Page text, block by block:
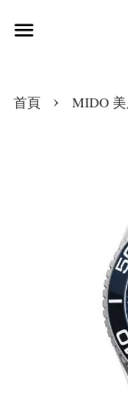
首頁 › MIDO 美